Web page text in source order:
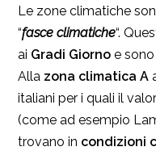
Le zone climatiche
“fasce climatiche“.
ai Gradi Giorno e
Alla zona climatica A
italiani per i quali il
(come ad esempio
trovano in condizioni